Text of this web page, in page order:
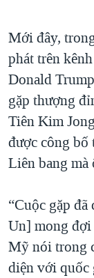
Mới đây,
phát trên
Donald
gặp thượng
Tiên Kim
được công bố
Liên bang mà
“Cuộc gặp
Un] mong
Mỹ nói trong
diện với quốc